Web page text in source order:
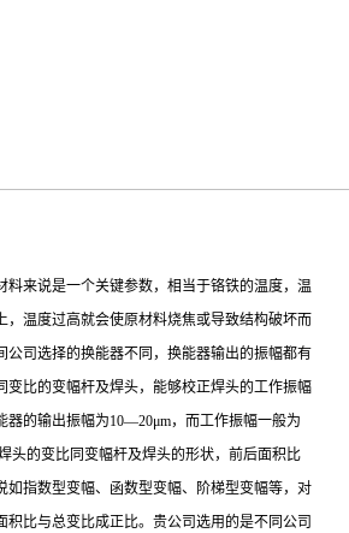
料来说是一个关键参数，相当于铬铁的温度，温
，温度过高就会使原材料烧焦或导致结构破坏而
公司选择的换能器不同，换能器输出的振幅都有
变比的变幅杆及焊头，能够校正焊头的工作振幅
器的输出振幅为10—20μm，而工作振幅一般为
头的变比同变幅杆及焊头的形状，前后面积比
如指数型变幅、函数型变幅、阶梯型变幅等，对
积比与总变比成正比。贵公司选用的是不同公司